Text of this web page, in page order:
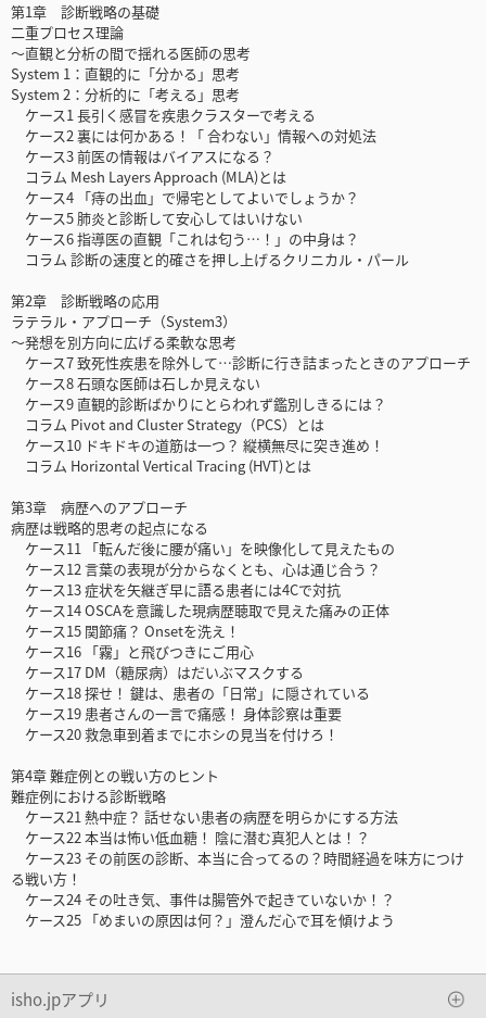
第1章 診断戦略の基礎
二重プロセス理論
～直観と分析の間で揺れる医師の思考
System 1：直観的に「分かる」思考
System 2：分析的に「考える」思考
ケース1 長引く感冒を疾患クラスターで考える
ケース2 裏には何かある！「 合わない」情報への対処法
ケース3 前医の情報はバイアスになる？
コラム Mesh Layers Approach (MLA)とは
ケース4 「痔の出血」で帰宅としてよいでしょうか？
ケース5 肺炎と診断して安心してはいけない
ケース6 指導医の直観「これは匂う…！」の中身は？
コラム 診断の速度と的確さを押し上げるクリニカル・パール
第2章 診断戦略の応用
ラテラル・アプローチ（System3）
～発想を別方向に広げる柔軟な思考
ケース7 致死性疾患を除外して…診断に行き詰まったときのアプローチ
ケース8 石頭な医師は石しか見えない
ケース9 直観的診断ばかりにとらわれず鑑別しきるには？
コラム Pivot and Cluster Strategy（PCS）とは
ケース10 ドキドキの道筋は一つ？ 縦横無尽に突き進め！
コラム Horizontal Vertical Tracing (HVT)とは
第3章 病歴へのアプローチ
病歴は戦略的思考の起点になる
ケース11 「転んだ後に腰が痛い」を映像化して見えたもの
ケース12 言葉の表現が分からなくとも、心は通じ合う？
ケース13 症状を矢継ぎ早に語る患者には4Cで対抗
ケース14 OSCAを意識した現病歴聴取で見えた痛みの正体
ケース15 関節痛？ Onsetを洗え！
ケース16 「霧」と飛びつきにご用心
ケース17 DM（糖尿病）はだいぶマスクする
ケース18 探せ！ 鍵は、患者の「日常」に隠されている
ケース19 患者さんの一言で痛感！ 身体診察は重要
ケース20 救急車到着までにホシの見当を付けろ！
第4章 難症例との戦い方のヒント
難症例における診断戦略
ケース21 熱中症？ 話せない患者の病歴を明らかにする方法
ケース22 本当は怖い低血糖！ 陰に潜む真犯人とは！？
ケース23 その前医の診断、本当に合ってるの？時間経過を味方につけ
る戦い方！
ケース24 その吐き気、事件は腸管外で起きていないか！？
ケース25 「めまいの原因は何？」澄んだ心で耳を傾けよう
isho.jpアプリ